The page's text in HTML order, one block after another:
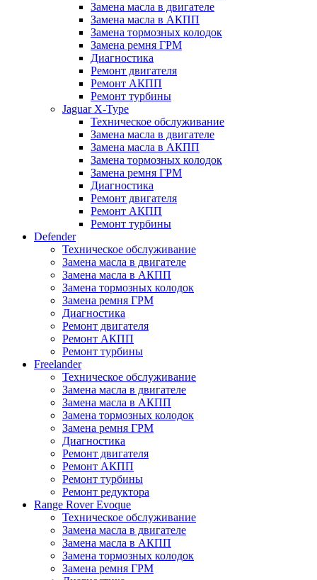
Замена масла в двигателе
Замена масла в АКПП
Замена тормозных колодок
Замена ремня ГРМ
Диагностика
Ремонт двигателя
Ремонт АКПП
Ремонт турбины
Jaguar X-Type
Техническое обслуживание
Замена масла в двигателе
Замена масла в АКПП
Замена тормозных колодок
Замена ремня ГРМ
Диагностика
Ремонт двигателя
Ремонт АКПП
Ремонт турбины
Defender
Техническое обслуживание
Замена масла в двигателе
Замена масла в АКПП
Замена тормозных колодок
Замена ремня ГРМ
Диагностика
Ремонт двигателя
Ремонт АКПП
Ремонт турбины
Freelander
Техническое обслуживание
Замена масла в двигателе
Замена масла в АКПП
Замена тормозных колодок
Замена ремня ГРМ
Диагностика
Ремонт двигателя
Ремонт АКПП
Ремонт турбины
Ремонт редуктора
Range Rover Evoque
Техническое обслуживание
Замена масла в двигателе
Замена масла в АКПП
Замена тормозных колодок
Замена ремня ГРМ